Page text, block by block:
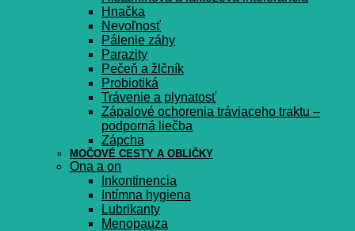
Hnačka
Nevoľnosť
Pálenie záhy
Parazity
Pečeň a žlčník
Probiotiká
Trávenie a plynatosť
Zápalové ochorenia tráviaceho traktu –
podporná liečba
Zápcha
MOČOVÉ CESTY A OBLIČKY
Ona a on
Inkontinencia
Intímna hygiena
Lubrikanty
Menopauza